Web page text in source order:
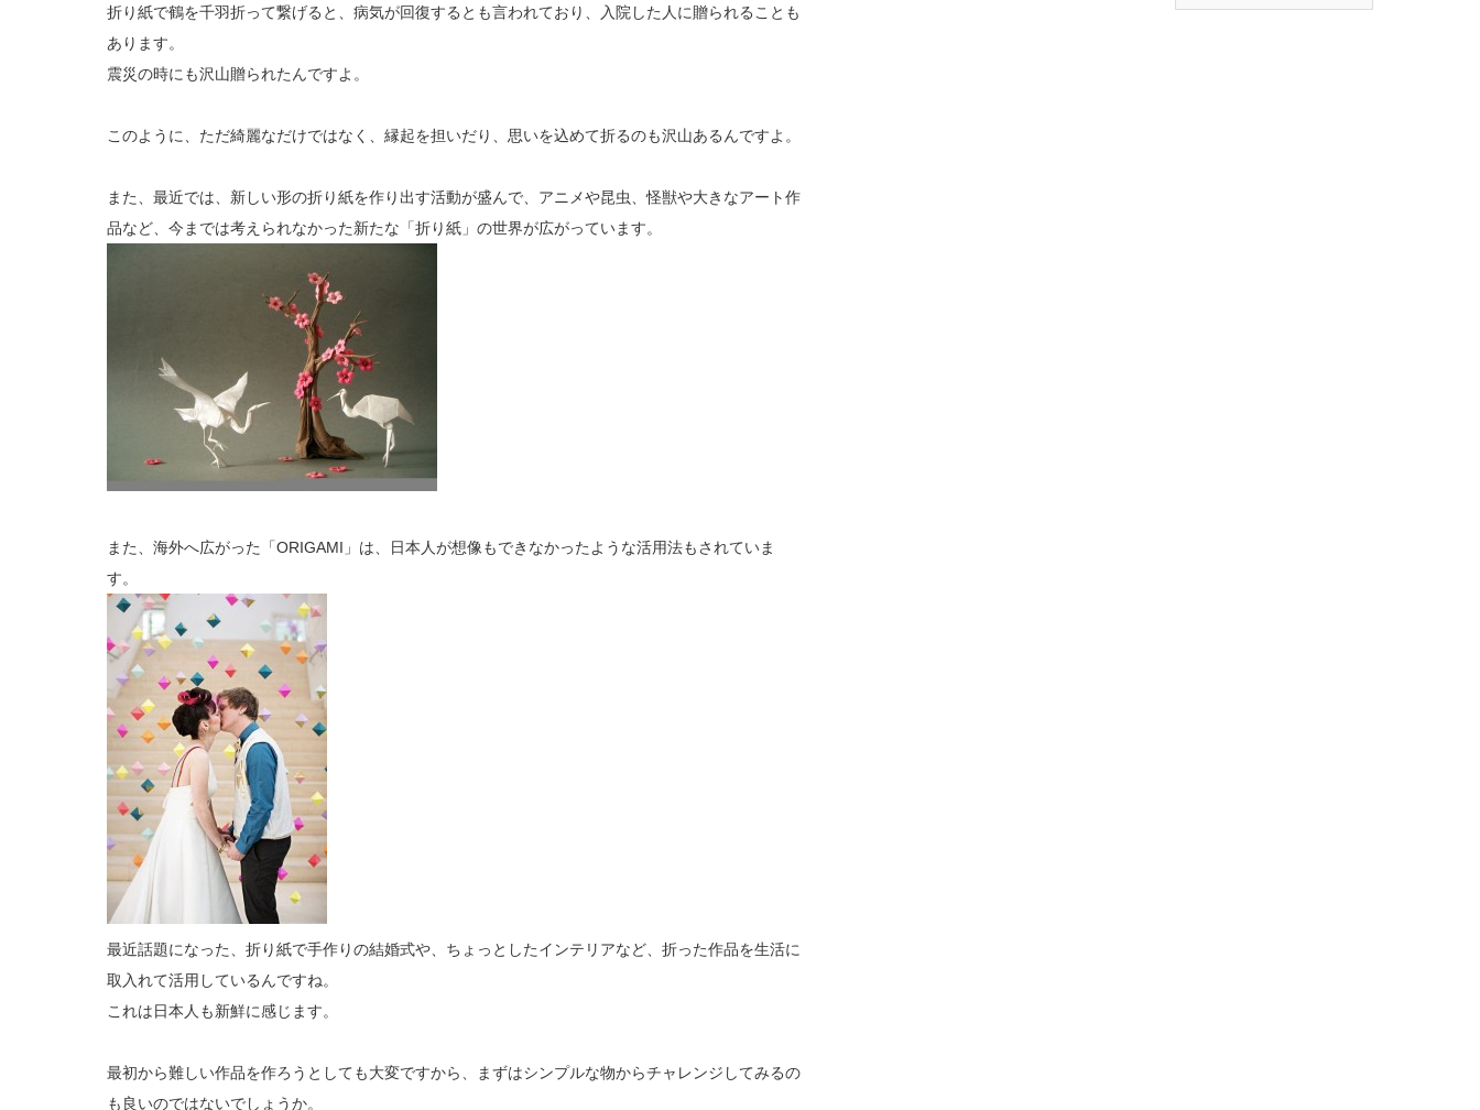
折り紙で鶴を千羽折って繋げると、病気が回復するとも言われており、入院した人に贈られることも
あります。
震災の時にも沢山贈られたんですよ。
このように、ただ綺麗なだけではなく、縁起を担いだり、思いを込めて折るのも沢山あるんですよ。
また、最近では、新しい形の折り紙を作り出す活動が盛んで、アニメや昆虫、怪獣や大きなアート作
品など、今までは考えられなかった新たな「折り紙」の世界が広がっています。
また、海外へ広がった「ORIGAMI」は、日本人が想像もできなかったような活用法もされていま
す。
最近話題になった、折り紙で手作りの結婚式や、ちょっとしたインテリアなど、折った作品を生活に
取入れて活用しているんですね。
これは日本人も新鮮に感じます。
最初から難しい作品を作ろうとしても大変ですから、まずはシンプルな物からチャレンジしてみるの
も良いのではないでしょうか。